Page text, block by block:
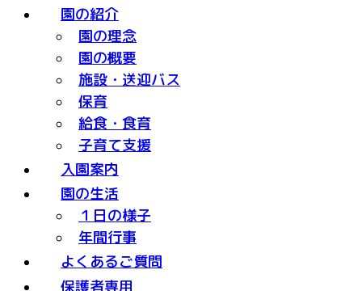
園の紹介
園の理念
園の概要
施設・送迎バス
保育
給食・食育
子育て支援
入園案内
園の生活
１日の様子
年間行事
よくあるご質問
保護者専用